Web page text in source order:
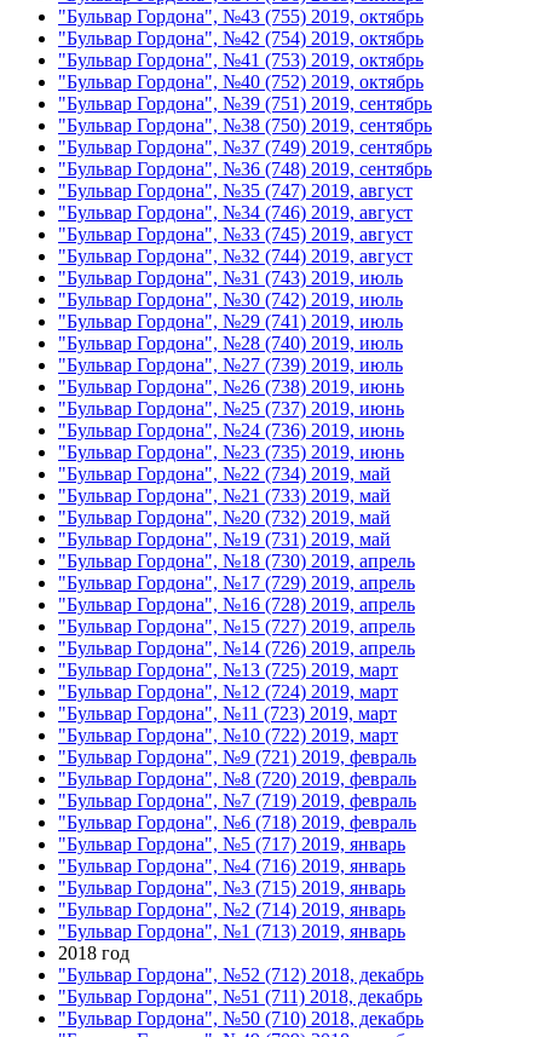
"Бульвар Гордона", №43 (755) 2019, октябрь
"Бульвар Гордона", №42 (754) 2019, октябрь
"Бульвар Гордона", №41 (753) 2019, октябрь
"Бульвар Гордона", №40 (752) 2019, октябрь
"Бульвар Гордона", №39 (751) 2019, сентябрь
"Бульвар Гордона", №38 (750) 2019, сентябрь
"Бульвар Гордона", №37 (749) 2019, сентябрь
"Бульвар Гордона", №36 (748) 2019, сентябрь
"Бульвар Гордона", №35 (747) 2019, август
"Бульвар Гордона", №34 (746) 2019, август
"Бульвар Гордона", №33 (745) 2019, август
"Бульвар Гордона", №32 (744) 2019, август
"Бульвар Гордона", №31 (743) 2019, июль
"Бульвар Гордона", №30 (742) 2019, июль
"Бульвар Гордона", №29 (741) 2019, июль
"Бульвар Гордона", №28 (740) 2019, июль
"Бульвар Гордона", №27 (739) 2019, июль
"Бульвар Гордона", №26 (738) 2019, июнь
"Бульвар Гордона", №25 (737) 2019, июнь
"Бульвар Гордона", №24 (736) 2019, июнь
"Бульвар Гордона", №23 (735) 2019, июнь
"Бульвар Гордона", №22 (734) 2019, май
"Бульвар Гордона", №21 (733) 2019, май
"Бульвар Гордона", №20 (732) 2019, май
"Бульвар Гордона", №19 (731) 2019, май
"Бульвар Гордона", №18 (730) 2019, апрель
"Бульвар Гордона", №17 (729) 2019, апрель
"Бульвар Гордона", №16 (728) 2019, апрель
"Бульвар Гордона", №15 (727) 2019, апрель
"Бульвар Гордона", №14 (726) 2019, апрель
"Бульвар Гордона", №13 (725) 2019, март
"Бульвар Гордона", №12 (724) 2019, март
"Бульвар Гордона", №11 (723) 2019, март
"Бульвар Гордона", №10 (722) 2019, март
"Бульвар Гордона", №9 (721) 2019, февраль
"Бульвар Гордона", №8 (720) 2019, февраль
"Бульвар Гордона", №7 (719) 2019, февраль
"Бульвар Гордона", №6 (718) 2019, февраль
"Бульвар Гордона", №5 (717) 2019, январь
"Бульвар Гордона", №4 (716) 2019, январь
"Бульвар Гордона", №3 (715) 2019, январь
"Бульвар Гордона", №2 (714) 2019, январь
"Бульвар Гордона", №1 (713) 2019, январь
2018 год
"Бульвар Гордона", №52 (712) 2018, декабрь
"Бульвар Гордона", №51 (711) 2018, декабрь
"Бульвар Гордона", №50 (710) 2018, декабрь